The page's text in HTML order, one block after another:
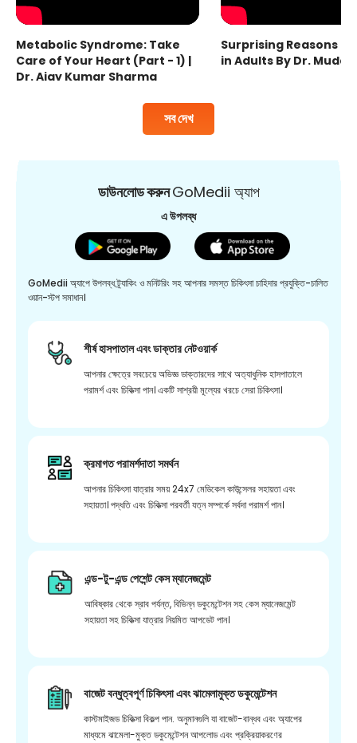
সব দেখ
Metabolic Syndrome: Take
Care of Your Heart (Part - 1) |
Dr. Ajay Kumar Sharma
Surprising Reasons
in Adults By Dr.
ডাউনলোড করুনGoMedii অ্যাপ
এ উপলব্ধ
GoMedii অ্যাপে উপলব্ধ ট্র্যাকিং ও মনিটরিং সহ আপনার সমস্ত চিকিৎসা চাহিদার প্রযুক্তি-চালিত
ওয়ান-স্টপ সমাধান।
শীর্ষ হাসপাতাল এবং ডাক্তার নেটওয়ার্ক
আপনার ক্ষেত্রে সবচেয়ে অভিজ্ঞ ডাক্তারদের সাথে অত্যাধুনিক হাসপাতালে
পরামর্শ এবং চিকিত্সা পান। একটি সাশ্রয়ী মূল্যের খরচে সেরা চিকিৎসা।
ক্রমাগত পরামর্শদাতা সমর্থন
আপনার চিকিৎসা যাত্রার সময় 24x7 মেডিকেল কাউন্সেলর সহায়তা এবং
সহায়তা। পদ্ধতি এবং চিকিত্সা পরবর্তী যত্ন সম্পর্কে সর্বদা পরামর্শ পান।
এন্ড-টু-এন্ড পেশেন্ট কেস ম্যানেজমেন্ট
আবিষ্কার থেকে স্রাব পর্যন্ত, বিভিন্ন ডকুমেন্টেশন সহ কেস ম্যানেজমেন্ট
সহায়তা সহ চিকিত্সা যাত্রার নিয়মিত আপডেট পান।
বাজেট বন্ধুত্বপূর্ণ চিকিৎসা এবং ঝামেলামুক্ত ডকুমেন্টেশন
কাস্টমাইজড চিকিত্সা বিকল্প পান. অনুমানগুলি যা বাজেট-বান্ধব এবং অ্যাপের
মাধ্যমে ঝামেলা-মুক্ত ডকুমেন্টেশন আপলোড এবং প্রক্রিয়াকরণের